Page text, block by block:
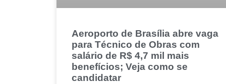
Aeroporto de Brasília abre vaga
para Técnico de Obras com
salário de R$ 4,7 mil mais
benefícios; Veja como se
candidatar